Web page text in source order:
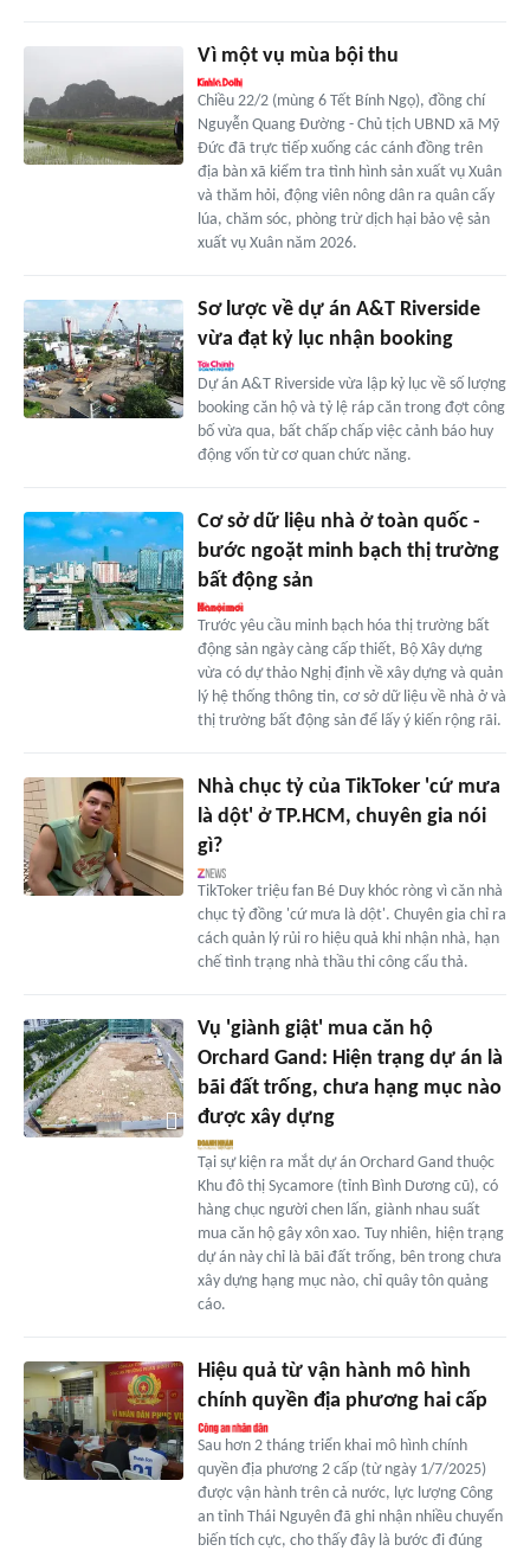
Vì một vụ mùa bội thu
Chiều 22/2 (mùng 6 Tết Bính Ngọ), đồng chí
Nguyễn Quang Đường - Chủ tịch UBND xã Mỹ
Đức đã trực tiếp xuống các cánh đồng trên
địa bàn xã kiểm tra tình hình sản xuất vụ Xuân
và thăm hỏi, động viên nông dân ra quân cấy
lúa, chăm sóc, phòng trừ dịch hại bảo vệ sản
xuất vụ Xuân năm 2026.
Sơ lược về dự án A&T Riverside
vừa đạt kỷ lục nhận booking
Dự án A&T Riverside vừa lập kỷ lục về số lượng
booking căn hộ và tỷ lệ ráp căn trong đợt công
bố vừa qua, bất chấp chấp việc cảnh báo huy
động vốn từ cơ quan chức năng.
Cơ sở dữ liệu nhà ở toàn quốc -
bước ngoặt minh bạch thị trường
bất động sản
Trước yêu cầu minh bạch hóa thị trường bất
động sản ngày càng cấp thiết, Bộ Xây dựng
vừa có dự thảo Nghị định về xây dựng và quản
lý hệ thống thông tin, cơ sở dữ liệu về nhà ở và
thị trường bất động sản để lấy ý kiến rộng rãi.
Nhà chục tỷ của TikToker 'cứ mưa
là dột' ở TP.HCM, chuyên gia nói
gì?
TikToker triệu fan Bé Duy khóc ròng vì căn nhà
chục tỷ đồng 'cứ mưa là dột'. Chuyên gia chỉ ra
cách quản lý rủi ro hiệu quả khi nhận nhà, hạn
chế tình trạng nhà thầu thi công cẩu thả.
Vụ 'giành giật' mua căn hộ
Orchard Gand: Hiện trạng dự án là
bãi đất trống, chưa hạng mục nào
được xây dựng
Tại sự kiện ra mắt dự án Orchard Gand thuộc
Khu đô thị Sycamore (tỉnh Bình Dương cũ), có
hàng chục người chen lấn, giành nhau suất
mua căn hộ gây xôn xao. Tuy nhiên, hiện trạng
dự án này chỉ là bãi đất trống, bên trong chưa
xây dựng hạng mục nào, chỉ quây tôn quảng
cáo.
Hiệu quả từ vận hành mô hình
chính quyền địa phương hai cấp
Sau hơn 2 tháng triển khai mô hình chính
quyền địa phương 2 cấp (từ ngày 1/7/2025)
được vận hành trên cả nước, lực lượng Công
an tỉnh Thái Nguyên đã ghi nhận nhiều chuyển
biến tích cực, cho thấy đây là bước đi đúng